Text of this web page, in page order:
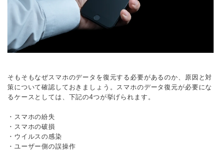
そもそもなぜスマホのデータを復元する必要があるのか、原因と対
策について確認しておきましょう。スマホのデータ復元が必要にな
るケースとしては、下記の4つが挙げられます。
・スマホの紛失
・スマホの破損
・ウイルスの感染
・ユーザー側の誤操作